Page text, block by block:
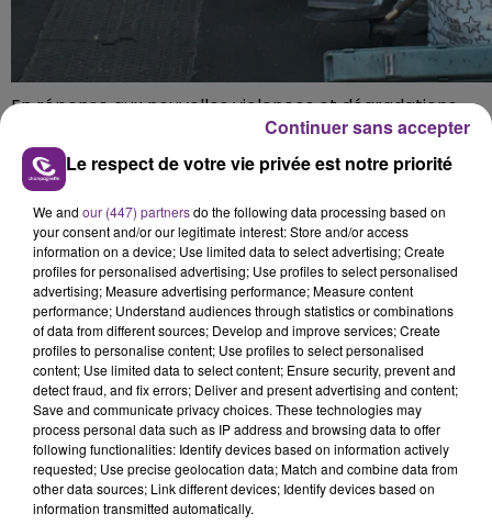
En réponse aux nouvelles violences et dégradations
survenues samedi dernier, le maire de Charleville-
Mézières a retiré aux gilets jaunes l'autorisation
d'établir leur QG près de la préfecture.
L'abri a été démonté cette semaine.
Boris Ravignon a, par ailleurs, lancé un appel au calme.
FIL D'ACTUS
Le respect de votre vie privée est notre priorité
We and our (447) partnersdo the following data processing based on
your consent and/or our legitimate interest: Store and/or access
information on a device; Use limited data to select advertising; Create
profiles for personalised advertising; Use profiles to select personalised
advertising; Measure advertising performance; Measure content
performance; Understand audiences through statistics or combinations
of data from different sources; Develop and improve services; Create
profiles to personalise content; Use profiles to select personalised
content; Use limited data to select content; Ensure security, prevent and
detect fraud, and fix errors; Deliver and present advertising and content;
Save and communicate privacy choices. These technologies may
process personal data such as IP address and browsing data to offer
following functionalities: Identify devices based on information actively
requested; Use precise geolocation data; Match and combine data from
other data sources; Link different devices; Identify devices based on
information transmitted automatically.
Continuer sans accepter